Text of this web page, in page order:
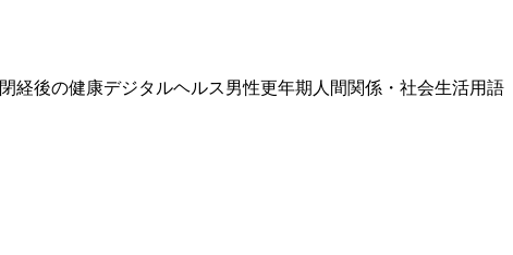
閉経後の健康デジタルヘルス男性更年期 人間関係・社会生活用語